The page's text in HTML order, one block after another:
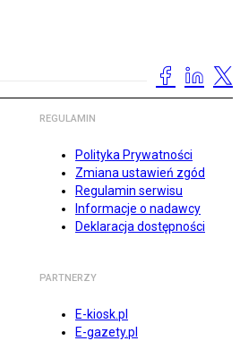
REGULAMIN
Polityka Prywatności
Zmiana ustawień zgód
Regulamin serwisu
Informacje o nadawcy
Deklaracja dostępności
PARTNERZY
E-kiosk.pl
E-gazety.pl